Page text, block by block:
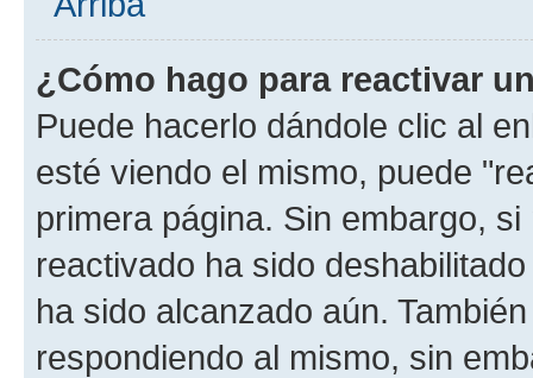
¿Cómo hago para reactivar
Puede hacerlo dándole clic al
esté viendo el mismo, puede
primera página. Sin embargo,
reactivado ha sido
ha sido alcanzado aún.
respondiendo al mismo, sin